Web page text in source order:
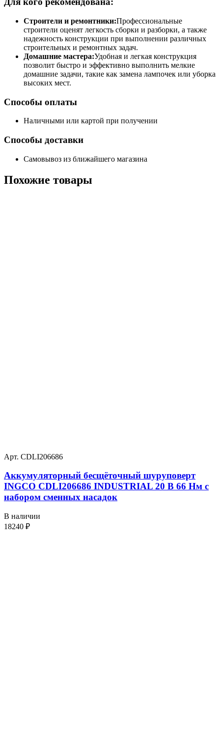
Строители и ремонтники:Профессиональные
строители оценят легкость сборки и разборки, а также
надежность конструкции при выполнении различных
строительных и ремонтных задач.
Домашние мастера:Удобная и легкая конструкция
позволит быстро и эффективно выполнить мелкие
домашние задачи, такие как замена лампочек или уборка
высоких мест.
Способы оплаты
Наличными или картой при получении
Способы доставки
Самовывоз из ближайшего магазина
Похожие товары
Арт. CDLI206686
Аккумуляторный бесщёточный шуруповерт
INGCO CDLI206686 INDUSTRIAL 20 В 66 Нм с
набором сменных насадок
В наличии
18240 ₽